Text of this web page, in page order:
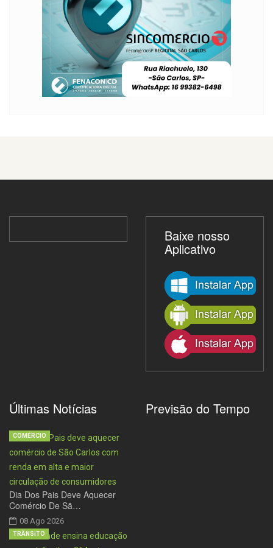
Baixe nosso
Aplicativo
Últimas Notícias
Dia Dos Pais Deve Aquecer
Comércio De Sã…
08 Ago 2026
COMÉRCIO
TRÂNSITO
Previsão do Tempo